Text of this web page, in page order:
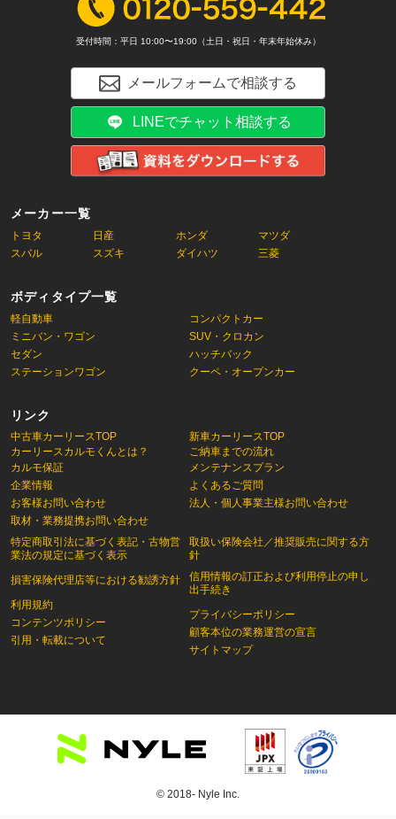
メーカー一覧
トヨタ 日産 ホンダ
マツダ
スバル
スズキ ダイハツ 三菱
ボディタイプ一覧
軽自動車
コンパクトカー
ミニバン・ワゴン
SUV・クロカン
セダン
ハッチバック
ステーションワゴン
クーペ・オープンカー
リンク
中古車カーリースTOP
カーリースカルモくんとは？
新車カーリースTOP
ご納車までの流れ
カルモ保証
企業情報
お客様お問い合わせ
取材・業務提携お問い合わせ
特定商取引法に基づく表記・古物営
業法の規定に基づく表示
損害保険代理店等における勧誘方針
利用規約
コンテンツポリシー
引用・転載について
メンテナンスプラン
よくあるご質問
法人・個人事業主様お問い合わせ
取扱い保険会社／推奨販売に関する方
針
信用情報の訂正および利用停止の申し
出手続き
プライバシーポリシー
顧客本位の業務運営の宣言
サイトマップ
受付時間：平日 10:00〜19:00（土日・祝日・年末年始休み）
メールフォームで相談する
LINEでチャット相談する
© 2018- Nyle Inc.